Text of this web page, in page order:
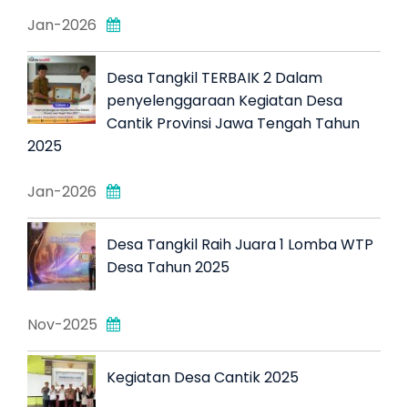
Jan-2026
Desa Tangkil TERBAIK 2 Dalam
penyelenggaraan Kegiatan Desa
Cantik Provinsi Jawa Tengah Tahun
2025
Jan-2026
Desa Tangkil Raih Juara 1 Lomba WTP
Desa Tahun 2025
Nov-2025
Kegiatan Desa Cantik 2025